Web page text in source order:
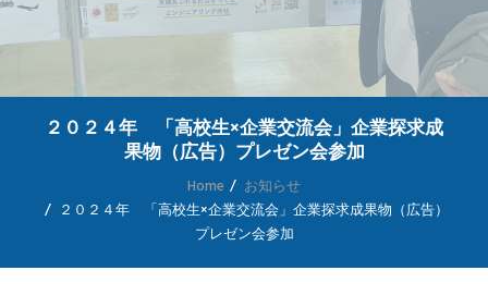
SDGSの取り組み
ENGLISH
２０２４年 「高校生×企業交流会」企業探求成
果物（広告）プレゼン会参加
Home
お知らせ
２０２４年 「高校生×企業交流会」企業探求成果物（広告）
プレゼン会参加